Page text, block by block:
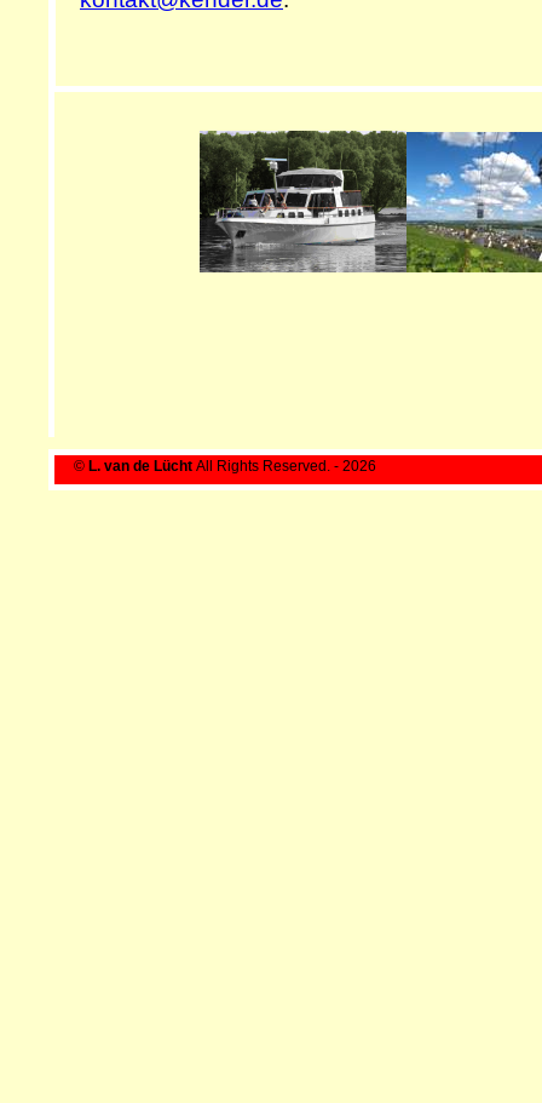
© L. van de Lücht All Rights Reserved. -